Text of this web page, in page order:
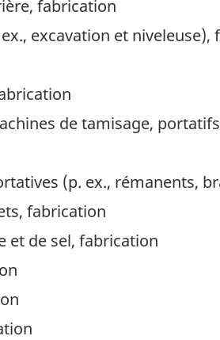
fabrication
excavation et niveleuse),
de tamisage,
(p. ex., rémanents,
fabrication
et de sel, fabrication